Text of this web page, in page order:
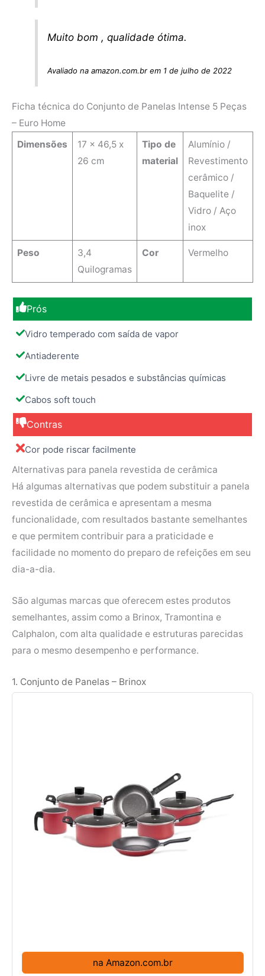
Muito bom , qualidade ótima.
Avaliado na amazon.com.br em 1 de julho de 2022
Ficha técnica do Conjunto de Panelas Intense 5 Peças
– Euro Home
Dimensões
‎17 x 46,5 x
26 cm
Tipo de
material
‎Alumínio /
Revestimento
cerâmico /
Baquelite /
Vidro / Aço
inox
Peso
3,4
Quilogramas
Cor Vermelho
Prós
Vidro temperado com saída de vapor
Antiaderente
Livre de metais pesados e substâncias químicas
Cabos soft touch
Contras
Cor pode riscar facilmente
Alternativas para panela revestida de cerâmica
Há algumas alternativas que podem substituir a panela
revestida de cerâmica e apresentam a mesma
funcionalidade, com resultados bastante semelhantes
e que permitem contribuir para a praticidade e
facilidade no momento do preparo de refeições em seu
dia-a-dia.
São algumas marcas que oferecem estes produtos
semelhantes, assim como a Brinox, Tramontina e
Calphalon, com alta qualidade e estruturas parecidas
para o mesmo desempenho e performance.
1. Conjunto de Panelas – Brinox
na Amazon.com.br